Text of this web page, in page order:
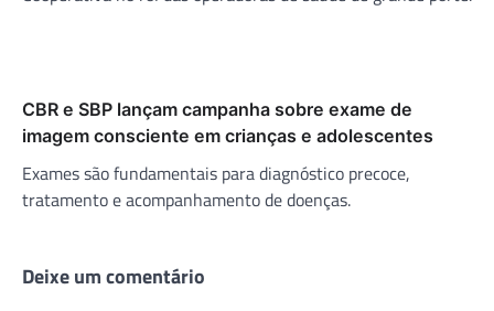
CBR e SBP lançam campanha sobre exame de
imagem consciente em crianças e adolescentes
Exames são fundamentais para diagnóstico precoce,
tratamento e acompanhamento de doenças.
Deixe um comentário